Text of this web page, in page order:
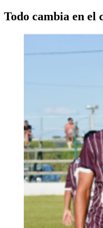
Todo cambia en el